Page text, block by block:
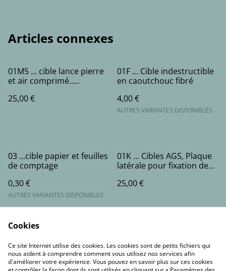
Articles connexes
01M5 ... cible lance pierre
et air comprimé..
électricité
25,00 €
01F ... Cible indestructible
en caoutchouc fibré
4,00 €
AUTRES VARIANTES DISPONIBLES
03 ...cible papier et feuilles
de comptage
0,30 €
AUTRES VARIANTES DISPONIBLES
01K ... Cibles AGS, Plaque
latérale pour fixation des
gauche
25,00 €
Cookies
Ce site Internet utilise des cookies. Les cookies sont de petits fichiers qui
nous aident à comprendre comment vous utilisez nos services afin
d'améliorer votre expérience. Vous pouvez en savoir plus sur ces cookies